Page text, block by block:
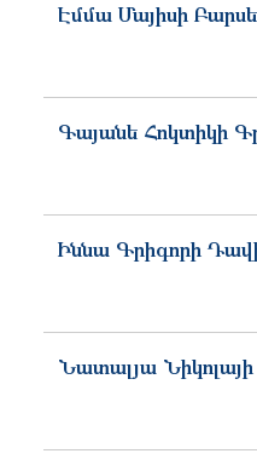
Էմմա Մայիսի
Գայանե Հոկտիկի
Իննա Գրիգորի
Նատալյա Նիկոլայի